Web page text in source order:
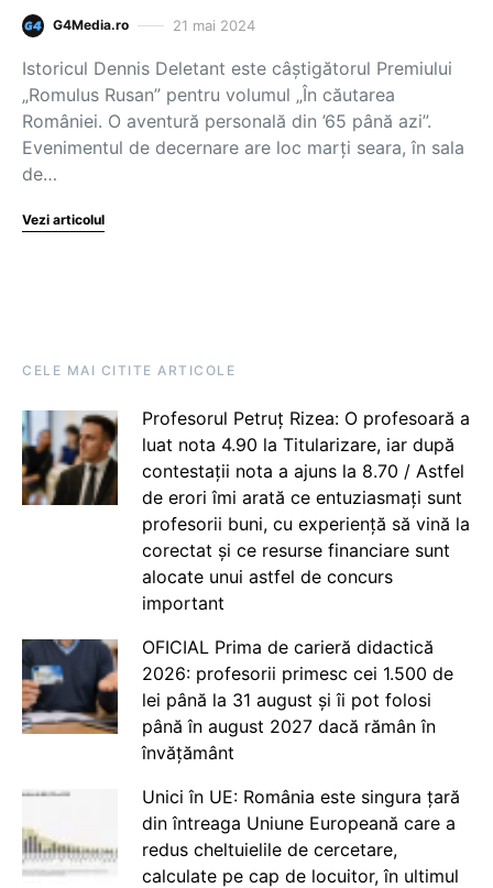
G4Media.ro 21 mai 2024
Istoricul Dennis Deletant este câștigătorul Premiului
„Romulus Rusan” pentru volumul „În căutarea
României. O aventură personală din ’65 până azi”.
Evenimentul de decernare are loc marți seara, în sala
de…
Vezi articolul
CELE MAI CITITE ARTICOLE
Profesorul Petruț Rizea: O profesoară a
luat nota 4.90 la Titularizare, iar după
contestații nota a ajuns la 8.70 / Astfel
de erori îmi arată ce entuziasmați sunt
profesorii buni, cu experiență să vină la
corectat și ce resurse financiare sunt
alocate unui astfel de concurs
important
OFICIAL Prima de carieră didactică
2026: profesorii primesc cei 1.500 de
lei până la 31 august și îi pot folosi
până în august 2027 dacă rămân în
învățământ
Unici în UE: România este singura țară
din întreaga Uniune Europeană care a
redus cheltuielile de cercetare,
calculate pe cap de locuitor, în ultimul